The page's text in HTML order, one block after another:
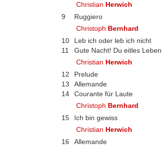
Christian Herwich
9
Ruggiero
Christoph Bernhard
10
Leb ich oder leb ich nicht
11
Gute Nacht! Du eitles Leben
Christian Herwich
12
Prelude
13
Allemande
14
Courante für Laute
Christoph Bernhard
15
Ich bin gewiss
Christian Herwich
16
Allemande